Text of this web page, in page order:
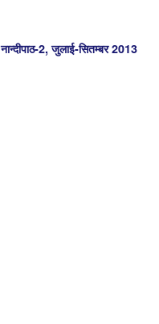
नान्दीपाठ-2, जुलाई-सितम्बर 2013